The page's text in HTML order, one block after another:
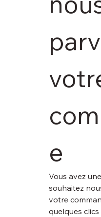
e
Vous avez
souhaitez
votre
quelques clics